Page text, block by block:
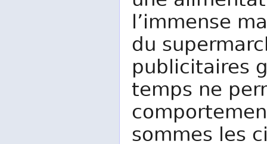
l’immense
du
publicitaires
temps ne
sommes les